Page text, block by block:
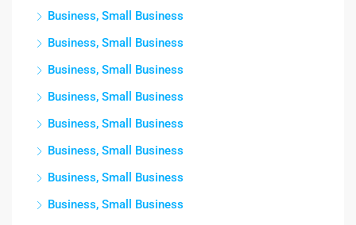
Business, Small Business
Business, Small Business
Business, Small Business
Business, Small Business
Business, Small Business
Business, Small Business
Business, Small Business
Business, Small Business